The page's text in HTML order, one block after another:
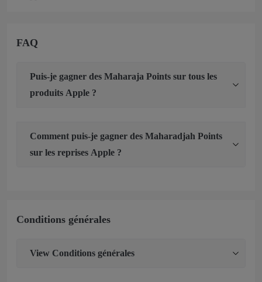
FAQ
Puis‑je gagner des Maharaja Points sur tous les
produits Apple ?
Comment puis‑je gagner des Maharadjah Points
sur les reprises Apple ?
Conditions générales
View Conditions générales